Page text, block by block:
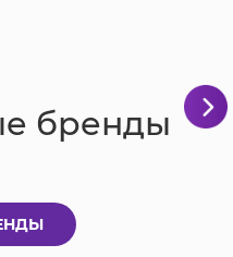
бренды